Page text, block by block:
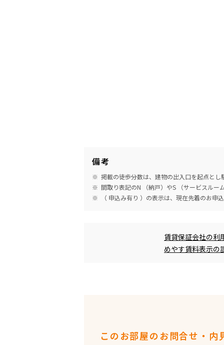
備考
掲載の徒歩分数は、建物の出入口を起点と
間取り表記のN （納戸）やS （サービスル
（ 申込み有り ）の表示は、現在先着のお
めやす賃料表示賃貸保証会社の利
めやす賃料表示の
このお部屋のお問合せ・内